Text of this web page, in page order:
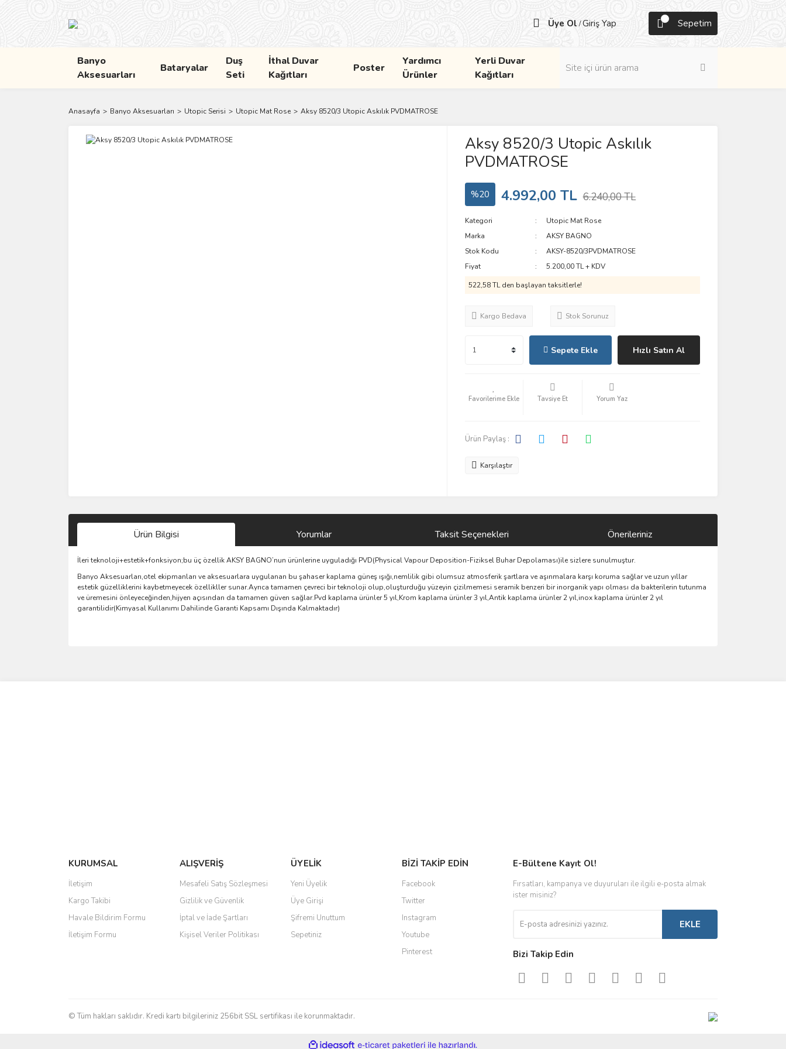
Üye Ol /Giriş Yap Sepetim
Banyo
Aksesuarları
Bataryalar
Duş
Seti
İthal Duvar
Kağıtları
Poster
Yardımcı
Ürünler
Yerli Duvar
Kağıtları
Anasayfa Banyo Aksesuarları Utopic Serisi Utopic Mat Rose Aksy 8520/3 Utopic Askılık PVDMATROSE
Aksy 8520/3 Utopic Askılık
PVDMATROSE
%20 4.992,00 TL 6.240,00 TL
Kategori
Utopic Mat Rose
Marka
AKSY BAGNO
Stok Kodu
AKSY-8520/3PVDMATROSE
Fiyat
5.200,00 TL + KDV
522,58 TL den başlayan taksitlerle!
Kargo Bedava Stok Sorunuz
Sepete Ekle Hızlı Satın Al
Tavsiye Et Yorum Yaz
Ürün Paylaş :
Karşılaştır
Ürün Bilgisi Yorumlar Taksit Seçenekleri Önerileriniz
İleri teknoloji+estetik+fonksiyon;bu üç özellik AKSY BAGNO’nun ürünlerine uyguladığı PVD(Physical Vapour Deposition-Fiziksel Buhar Depolaması)ile sizlere sunulmuştur.
Banyo Aksesuarları,otel ekipmanları ve aksesuarlara uygulanan bu şahaser kaplama güneş ışığı,nemlilik gibi olumsuz atmosferik şartlara ve aşınmalara karşı koruma sağlar ve uzun yıllar
estetik güzelliklerini kaybetmeyecek özellikller sunar.Ayrıca tamamen çevreci bir teknoloji olup,oluşturduğu yüzeyin çizilmemesi seramik benzeri bir inorganik yapı olması da bakterilerin tutunma
ve üremesini önleyeceğinden,hijyen açısından da tamamen güven sağlar.Pvd kaplama ürünler 5 yıl,Krom kaplama ürünler 3 yıl,Antik kaplama ürünler 2 yıl,inox kaplama ürünler 2 yıl
garantilidir(Kimyasal Kullanımı Dahilinde Garanti Kapsamı Dışında Kalmaktadır)
KURUMSAL
İletişim
Kargo Takibi
Havale Bildirim Formu
İletişim Formu
ALIŞVERİŞ
Mesafeli Satış Sözleşmesi
Gizlilik ve Güvenlik
İptal ve İade Şartları
Kişisel Veriler Politikası
ÜYELİK
Yeni Üyelik
Üye Girişi
Şifremi Unuttum
Sepetiniz
BİZİ TAKİP EDİN
Facebook
Twitter
Instagram
Youtube
Pinterest
E-Bültene Kayıt Ol!
Fırsatları, kampanya ve duyuruları ile ilgili e-posta almak
ister misiniz?
EKLE
Bizi Takip Edin
© Tüm hakları saklıdır. Kredi kartı bilgileriniz 256bit SSL sertifikası ile korunmaktadır.
ideasoft e-